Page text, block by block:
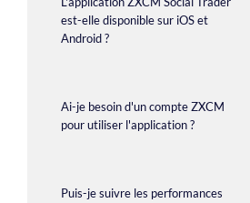
est-elle disponible sur iOS et
Android ?
Ai-je besoin d'un compte ZXCM
pour utiliser l'application ?
Puis-je suivre les performances